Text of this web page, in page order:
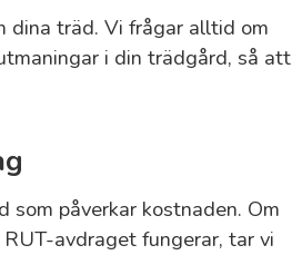
dina träd. Vi frågar alltid om
i din trädgård, så att
påverkar kostnaden. Om
avdraget fungerar, tar vi